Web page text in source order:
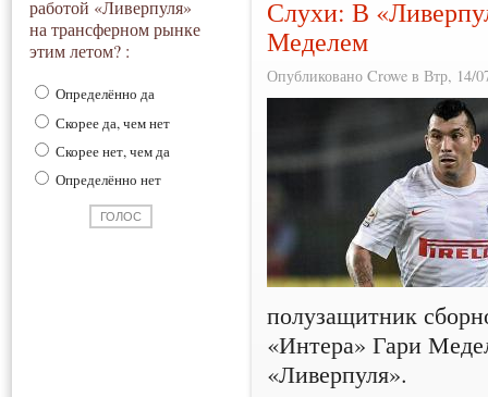
работой «Ливерпуля»
на трансферном рынке
этим летом? :
Определённо да
Скорее да, чем нет
Скорее нет, чем да
Определённо нет
Слухи: В
Меделем
Опубликовано Crowe в Втр, 14/
полузащитник
«Интера» Гари
«Ливерпуля».